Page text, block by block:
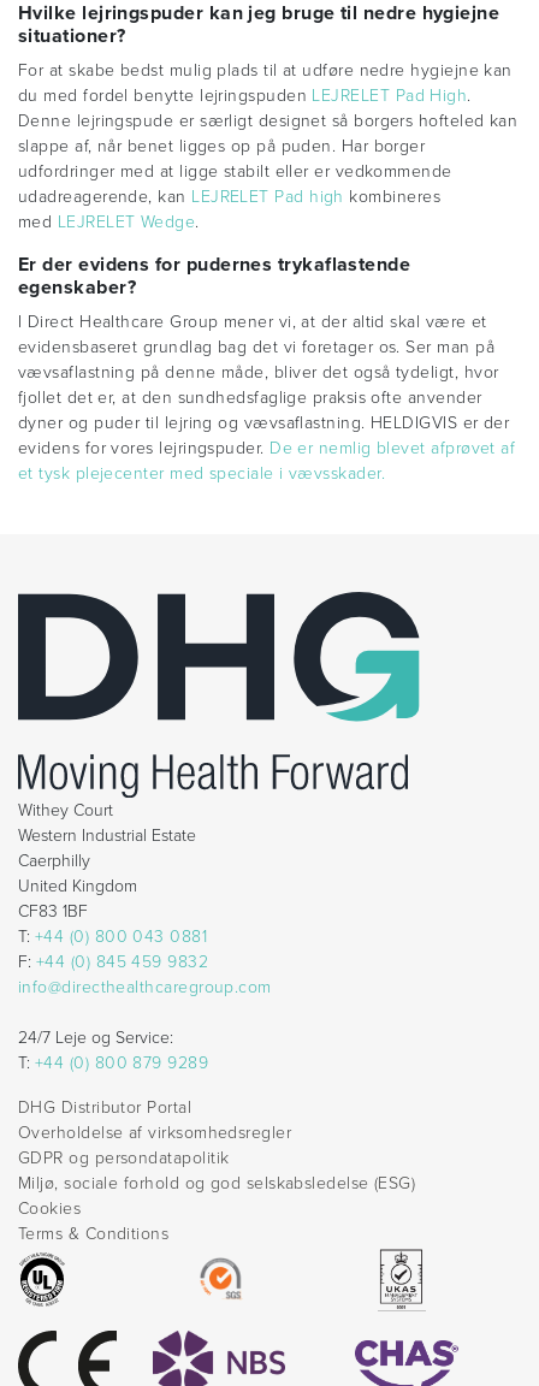
Hvilke lejringspuder kan jeg bruge til nedre hygiejne
situationer?
For at skabe bedst mulig plads til at udføre nedre hygiejne kan
du med fordel benytte lejringspuden LEJRELET Pad High.
Denne lejringspude er særligt designet så borgers hofteled kan
slappe af, når benet ligges op på puden. Har borger
udfordringer med at ligge stabilt eller er vedkommende
udadreagerende, kan LEJRELET Pad high kombineres
med LEJRELET Wedge.
Er der evidens for pudernes trykaflastende
egenskaber?
I Direct Healthcare Group mener vi, at der altid skal være et
evidensbaseret grundlag bag det vi foretager os. Ser man på
vævsaflastning på denne måde, bliver det også tydeligt, hvor
fjollet det er, at den sundhedsfaglige praksis ofte anvender
dyner og puder til lejring og vævsaflastning. HELDIGVIS er der
evidens for vores lejringspuder. De er nemlig blevet afprøvet af
et tysk plejecenter med speciale i vævsskader.
Withey Court
Western Industrial Estate
Caerphilly
United Kingdom
CF83 1BF
T: +44 (0) 800 043 0881
F: +44 (0) 845 459 9832
info@directhealthcaregroup.com
24/7 Leje og Service:
T: +44 (0) 800 879 9289
DHG Distributor Portal
Overholdelse af virksomhedsregler
GDPR og persondatapolitik
Miljø, sociale forhold og god selskabsledelse (ESG)
Cookies
Terms & Conditions